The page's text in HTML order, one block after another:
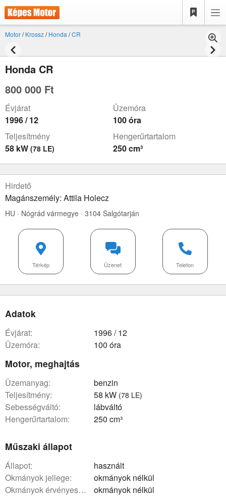
Motor/Krossz/Honda /CR
Honda CR
800 000 Ft
Évjárat
1996 / 12
Üzemóra
100 óra
Teljesítmény
58 kW (78 LE)
Hengerűrtartalom
250 cm³
Hirdető
Magánszemély: Attila Holecz
HU · Nógrád vármegye · 3104 Salgótarján
Telefon
Üzenet
Térkép
Adatok
évjárat:
1996 / 12
üzemóra:
100 óra
Motor, meghajtás
üzemanyag:
benzin
teljesítmény:
58 kW (78 LE)
sebességváltó:
lábváltó
hengerűrtartalom:
250 cm³
Műszaki állapot
állapot:
használt
okmányok jellege:
okmányok nélkül
okmányok érvényessége:
okmányok nélkül